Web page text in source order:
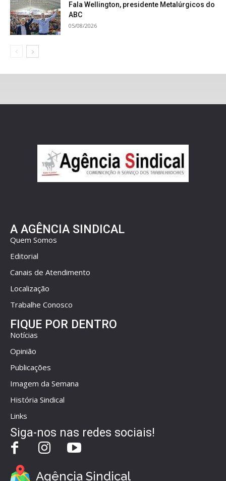
Fala Wellington, presidente Metalúrgicos do
ABC
05/08/2026
A AGÊNCIA SINDICAL
Quem Somos
Editorial
Canais de Atendimento
Localização
Trabalhe Conosco
FIQUE POR DENTRO
Notícias
Opinião
Publicações
Imagem da Semana
História Sindical
Links
Siga-nos nas redes sociais!
Agência Sindical